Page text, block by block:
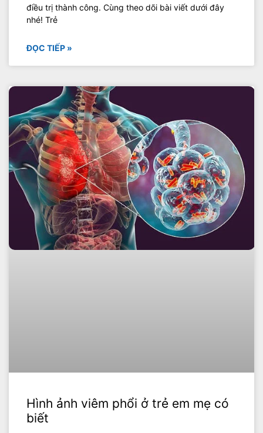
điều trị thành công. Cùng theo dõi bài viết dưới đây
nhé! Trẻ
ĐỌC TIẾP »
Hình ảnh viêm phổi ở trẻ em mẹ có
biết